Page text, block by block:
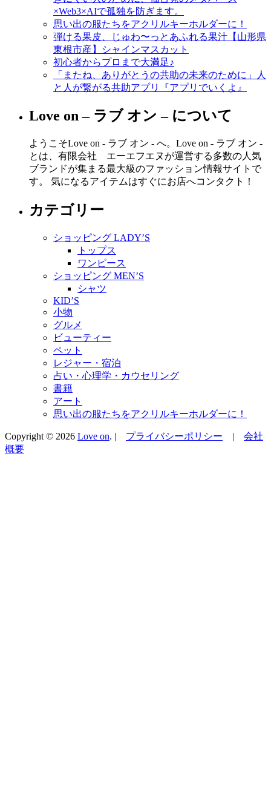
×Web3×AIで孤独を防ぎます。
思い出の服たちをアクリルキーホルダーに！
弾ける果皮、じゅわ〜っとあふれる果汁【山形県
東根市産】シャインマスカット
初心者からプロまで大満足♪
「またね、ありがとうの共助の未来のために」人
と人が繋がる共助アプリ『アプリでいくよ』
Love on – ラブ オン – について
ようこそLove on - ラブ オン - へ。Love on - ラブ オン -
とは、有限会社 エーエフエヌが運営する多数の人気
ブランドが集まる最大級のファッション情報サイトで
す。 気になるアイテムはすぐにお店へコンタクト！
カテゴリー
ショッピング LADY’S
トップス
ワンピース
ショッピング MEN’S
シャツ
KID’S
小物
グルメ
ビューティー
ペット
レジャー・宿泊
占い・心理学・カウセリング
書籍
アート
思い出の服たちをアクリルキーホルダーに！
Copyright © 2026 Love on. | プライバシーポリシー | 会社
概要